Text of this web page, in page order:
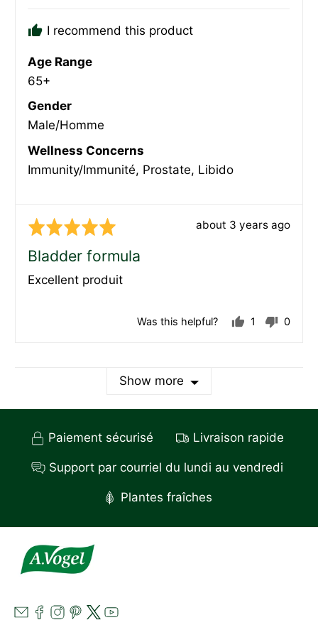
I recommend this product
Age Range
65+
Gender
Male/Homme
Wellness Concerns
Immunity/Immunité Prostate Libido
Rated
out
of
Review
about 3 years ago
Bladder formula
Excellent produit
Was this helpful?
1
0
Show more
Paiement sécurisé Livraison rapide
Support par courriel du lundi au vendredi
Plantes fraîches